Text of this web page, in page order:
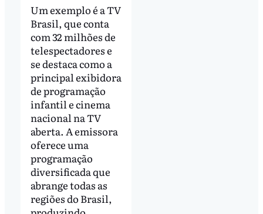
Um exemplo é a TV
Brasil, que conta
com 32 milhões de
telespectadores e
se destaca como a
principal exibidora
de programação
infantil e cinema
nacional na TV
aberta. A emissora
oferece uma
programação
diversificada que
abrange todas as
regiões do Brasil,